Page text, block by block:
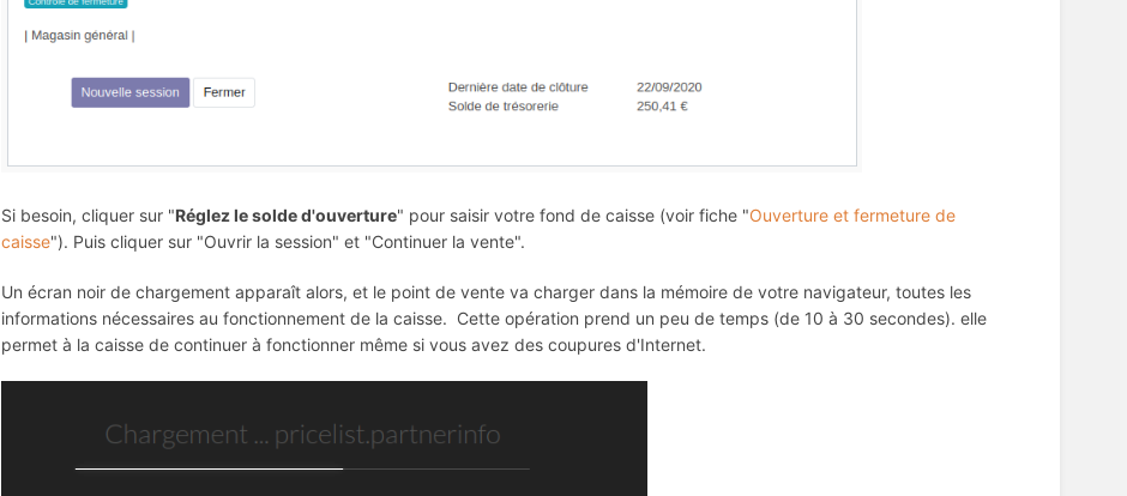
Si besoin, cliquer sur "Réglez le solde d'ouverture" pour saisir votre fond de caisse (voir fiche "Ouverture et fermeture de
caisse"). Puis cliquer sur "Ouvrir la session" et "Continuer la vente".
Un écran noir de chargement apparaît alors, et le point de vente va charger dans la mémoire de votre navigateur, toutes les
informations nécessaires au fonctionnement de la caisse. Cette opération prend un peu de temps (de 10 à 30 secondes). elle
permet à la caisse de continuer à fonctionner même si vous avez des coupures d'Internet.